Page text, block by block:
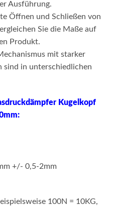
Ausführung.
Öffnen und Schließen von
Sie die Maße auf
Produkt.
mit starker
sind in unterschiedlichen
Kugelkopf
+/- 0,5-2mm
100N = 10KG,